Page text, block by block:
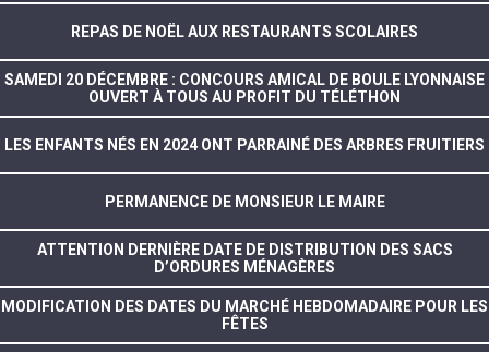
REPAS DE NOËL AUX RESTAURANTS SCOLAIRES
SAMEDI 20 DÉCEMBRE : CONCOURS AMICAL DE BOULE LYONNAISE
OUVERT À TOUS AU PROFIT DU TÉLÉTHON
LES ENFANTS NÉS EN 2024 ONT PARRAINÉ DES ARBRES FRUITIERS
PERMANENCE DE MONSIEUR LE MAIRE
ATTENTION DERNIÈRE DATE DE DISTRIBUTION DES SACS
D’ORDURES MÉNAGÈRES
MODIFICATION DES DATES DU MARCHÉ HEBDOMADAIRE POUR LES
FÊTES